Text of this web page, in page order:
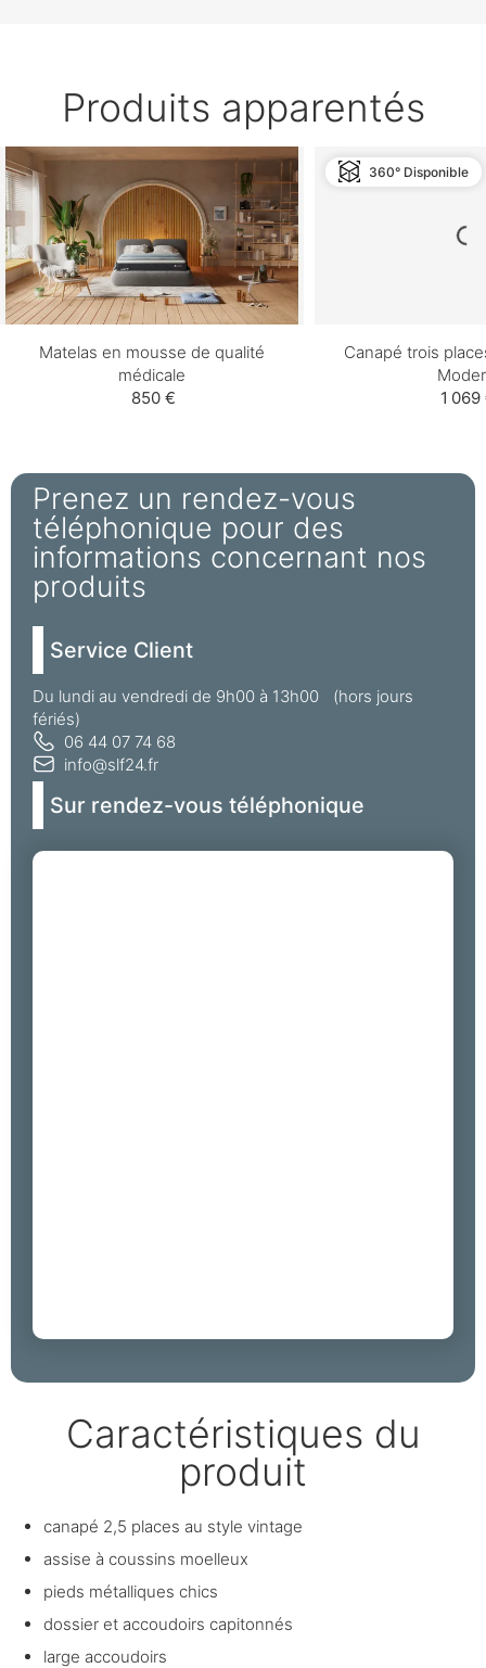
Produits apparentés
Matelas en mousse de qualité
médicale
850 €
360° Disponible
Canapé trois
1 069
Prenez un rendez-vous
téléphonique pour des
informations concernant nos
produits
Service Client
Du lundi au vendredi de 9h00 à 13h00 (hors jours
fériés)
06 44 07 74 68
info@slf24.fr
Sur rendez-vous téléphonique
Caractéristiques du
produit
canapé 2,5 places au style vintage
assise à coussins moelleux
pieds métalliques chics
dossier et accoudoirs capitonnés
large accoudoirs